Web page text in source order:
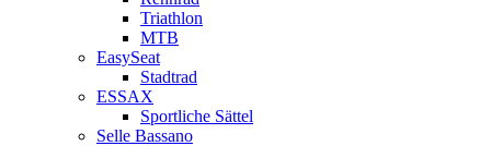
Triathlon
MTB
EasySeat
Stadtrad
ESSAX
Sportliche Sättel
Selle Bassano